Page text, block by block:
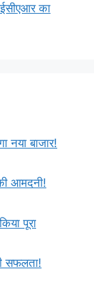
का
नया बाजार!
आमदनी!
पूरा
सफलता!